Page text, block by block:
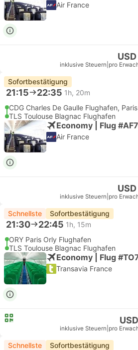
Air France
inklusive Steuern pro
Sofortbestätigung
21:15 22:35 1h, 20m
CDG Charles De Gaulle Flughafen, Paris
TLS Toulouse Blagnac Flughafen
Economy | Flug
Air France
inklusive Steuern pro
Schnellste Sofortbestätigung
21:30 22:45 1h, 15m
ORY Paris Orly Flughafen
TLS Toulouse Blagnac Flughafen
Economy | Flug
Transavia France
inklusive Steuern pro
Schnellste Sofortbestätigung